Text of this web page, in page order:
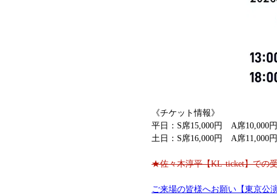
《チケット情報》
平日：S席15,000円　A席10,000
土日：S席16,000円　A席11,000
★佐々木淳平【KL-ticket】での
ご来場の皆様へお願い【東京公